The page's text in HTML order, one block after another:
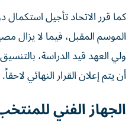
كما قرر الاتحاد تأجيل استكمال
الموسم المقبل، فيما لا يزال
ولي العهد قيد الدراسة،
أن يتم إعلان القرار النهائي لاحقاً.
الجهاز الفني